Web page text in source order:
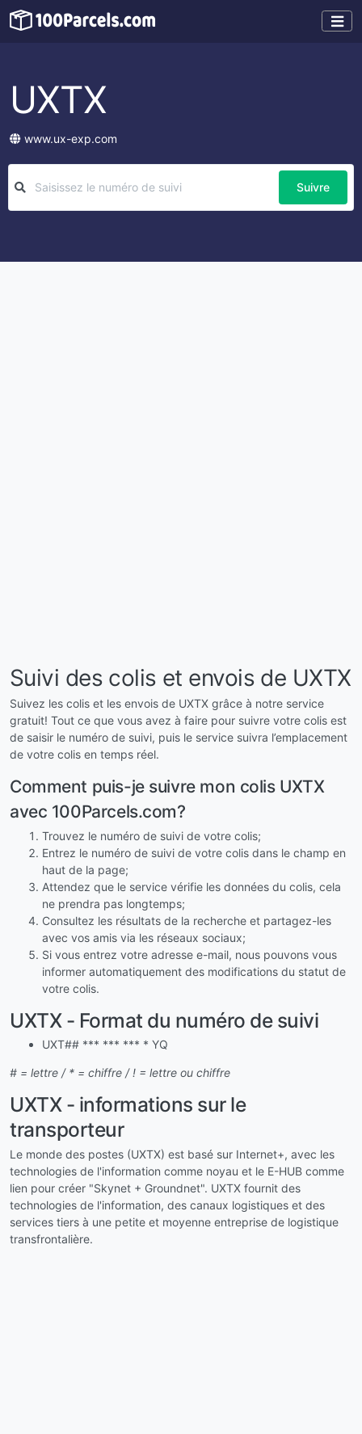
UXTX
www.ux-exp.com
Suivre
Suivi des colis et envois de UXTX
Suivez les colis et les envois de UXTX grâce à notre service
gratuit! Tout ce que vous avez à faire pour suivre votre colis est
de saisir le numéro de suivi, puis le service suivra l’emplacement
de votre colis en temps réel.
Comment puis-je suivre mon colis UXTX
avec 100Parcels.com?
Trouvez le numéro de suivi de votre colis;
Entrez le numéro de suivi de votre colis dans le champ en
haut de la page;
Attendez que le service vérifie les données du colis, cela
ne prendra pas longtemps;
Consultez les résultats de la recherche et partagez-les
avec vos amis via les réseaux sociaux;
Si vous entrez votre adresse e-mail, nous pouvons vous
informer automatiquement des modifications du statut de
votre colis.
UXTX - Format du numéro de suivi
UXT## *** *** *** * YQ
# = lettre / * = chiffre / ! = lettre ou chiffre
UXTX - informations sur le
transporteur
Le monde des postes (UXTX) est basé sur Internet+, avec les
technologies de l'information comme noyau et le E-HUB comme
lien pour créer "Skynet + Groundnet". UXTX fournit des
technologies de l'information, des canaux logistiques et des
services tiers à une petite et moyenne entreprise de logistique
transfrontalière.